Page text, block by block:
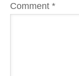
Comment *